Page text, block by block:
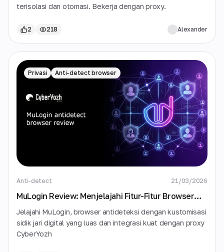
terisolasi dan otomasi. Bekerja dengan proxy.
2 218 Alexander
Privasi Anti-detect browser
Anti-detect 21/03/2026
MuLogin Review: Menjelajahi Fitur-Fitur Browser
Antidetect
Jelajahi MuLogin, browser antideteksi dengan kustomisasi
sidik jari digital yang luas dan integrasi kuat dengan proxy
CyberYozh